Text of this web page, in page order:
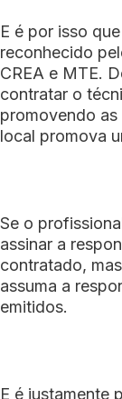
E é por isso
reconhecido
CREA e MTE.
contratar o
promovendo
local promova
Se o
assinar a
contratado,
assuma a
emitidos.
E é justamente